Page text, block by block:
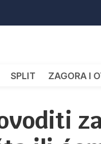
SPLIT ZAGORA I